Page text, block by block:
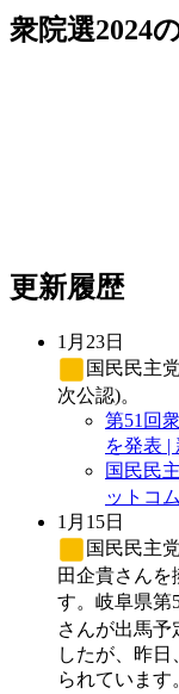
衆院選2024
更新履歴
1月23日
国民民主党
次公認)。
第51回
を発表 |
国民民
ットコム
1月15日
国民民主党
田企貴さんを
す。岐阜県第
さんが出馬
したが、昨
られています